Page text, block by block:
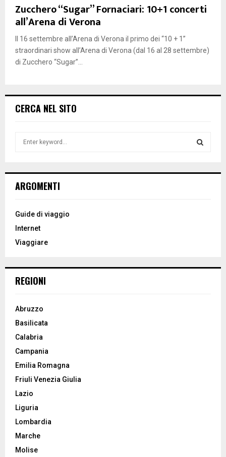
Zucchero “Sugar” Fornaciari: 10+1 concerti
all’Arena di Verona
Il 16 settembre all’Arena di Verona il primo dei “10 + 1”
straordinari show all’Arena di Verona (dal 16 al 28 settembre)
di Zucchero “Sugar”...
CERCA NEL SITO
h
o
:
ARGOMENTI
Guide di viaggio
Internet
Viaggiare
REGIONI
Abruzzo
Basilicata
Calabria
Campania
Emilia Romagna
Friuli Venezia Giulia
Lazio
Liguria
Lombardia
Marche
Molise